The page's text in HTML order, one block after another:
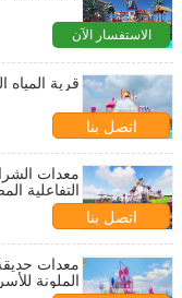
الاستفسار الآن
قرية المياه
اتصل بنا
معدات
التفاعلية
اتصل بنا
معدات حديقة
الملونة